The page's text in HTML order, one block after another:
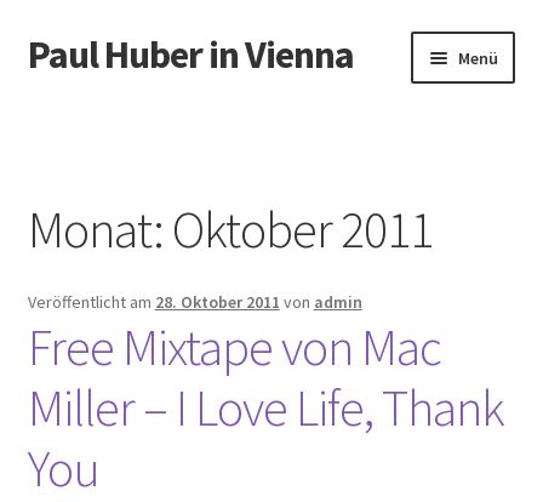
Zur
Navigation
Zum
Inhalt
Paul Huber in Vienna Menü
Monat: Oktober 2011
Veröffentlicht am 28. Oktober 2011 von admin
Free Mixtape von Mac
Miller – I Love Life, Thank
You